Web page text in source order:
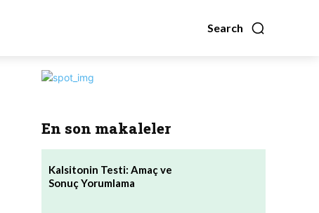
Search
En son makaleler
Kalsitonin Testi: Amaç ve
Sonuç Yorumlama